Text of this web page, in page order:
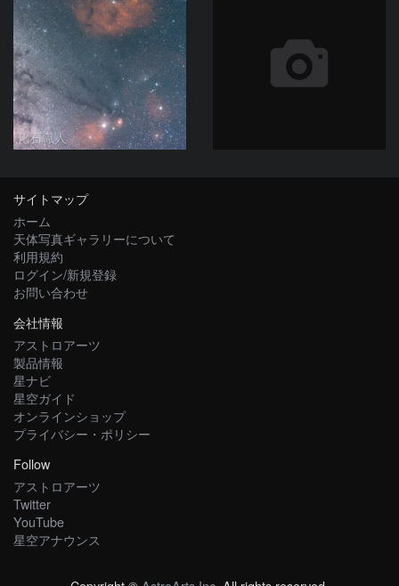
化石職人
サイトマップ
ホーム
天体写真ギャラリーについて
利用規約
ログイン/新規登録
お問い合わせ
会社情報
アストロアーツ
製品情報
星ナビ
星空ガイド
オンラインショップ
プライバシー・ポリシー
Follow
アストロアーツ
Twitter
YouTube
星空アナウンス